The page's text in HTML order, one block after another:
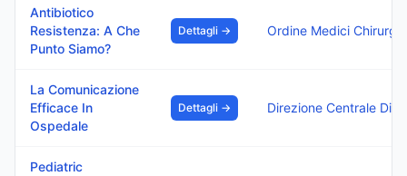
Antibiotico
Resistenza: A Che
Punto Siamo?
Dettagli →
La Comunicazione
Efficace In
Ospedale
Dettagli →
Pediatric